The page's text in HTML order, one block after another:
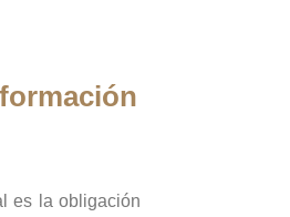
es la obligación